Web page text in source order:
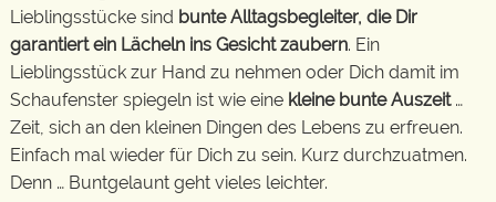
Lieblingsstücke sind bunte Alltagsbegleiter, die Dir
garantiert ein Lächeln ins Gesicht zaubern. Ein
Lieblingsstück zur Hand zu nehmen oder Dich damit im
Schaufenster spiegeln ist wie eine kleine bunte Auszeit…
Zeit, sich an den kleinen Dingen des Lebens zu erfreuen.
Einfach mal wieder für Dich zu sein. Kurz durchzuatmen.
Denn … Buntgelaunt geht vieles leichter.